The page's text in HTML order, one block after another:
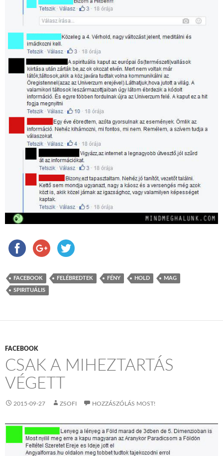
FACEBOOK FELÉBREDTEK FÉNY HOLD MAG
SPIRITUÁLIS
FACEBOOK
CSAK A MIHEZTARTÁS
VÉGETT
2015-09-27 ZSOFI HOZZÁSZÓLÁS MOST!